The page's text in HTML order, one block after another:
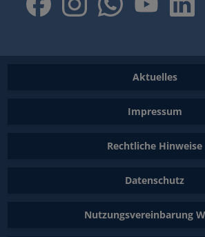
Aktuelles
Impressum
Rechtliche Hinweise
Datenschutz
Nutzungsvereinbarung